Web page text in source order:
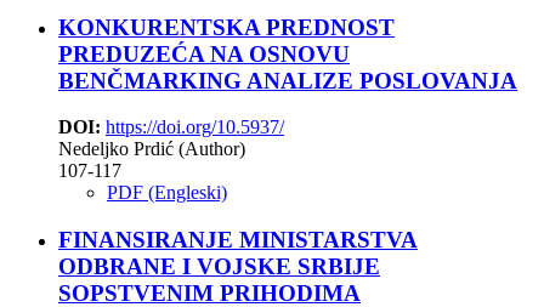
KONKURENTSKA PREDNOST
PREDUZEĆA NA OSNOVU
BENČMARKING ANALIZE POSLOVANJA
DOI: https://doi.org/10.5937/
Nedeljko Prdić (Author)
107-117
PDF (Engleski)
FINANSIRANJE MINISTARSTVA
ODBRANE I VOJSKE SRBIJE
SOPSTVENIM PRIHODIMA